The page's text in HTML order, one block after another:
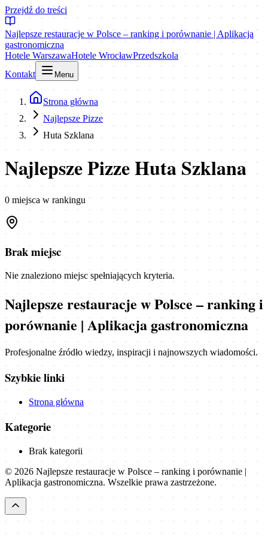
Przejdź do treści
Najlepsze restauracje w Polsce – ranking i porównanie | Aplikacja
gastronomiczna
Hotele WarszawaHotele WrocławPrzedszkola
Kontakt
Menu
Strona główna
Najlepsze Pizze
Huta Szklana
Najlepsze Pizze Huta Szklana
0 miejscaw rankingu
Brak miejsc
Nie znaleziono miejsc spełniających kryteria.
Najlepsze restauracje w Polsce – ranking i
porównanie | Aplikacja gastronomiczna
Profesjonalne źródło wiedzy, inspiracji i najnowszych wiadomości.
Szybkie linki
Strona główna
Kategorie
Brak kategorii
© 2026 Najlepsze restauracje w Polsce – ranking i porównanie |
Aplikacja gastronomiczna. Wszelkie prawa zastrzeżone.